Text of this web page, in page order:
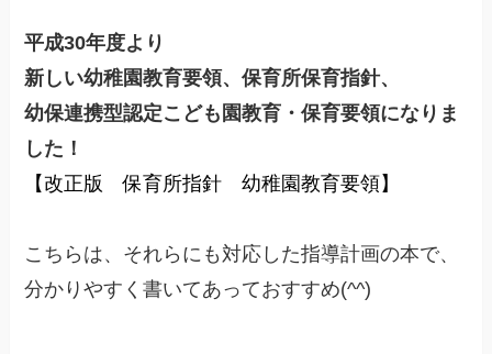
平成30年度より
新しい幼稚園教育要領、保育所保育指針、
幼保連携型認定こども園教育・保育要領になりま
した！
【改正版 保育所指針 幼稚園教育要領】
こちらは、それらにも対応した指導計画の本で、
分かりやすく書いてあっておすすめ(^^)